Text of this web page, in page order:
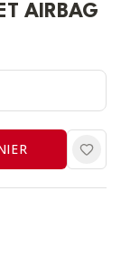
AIRBAG